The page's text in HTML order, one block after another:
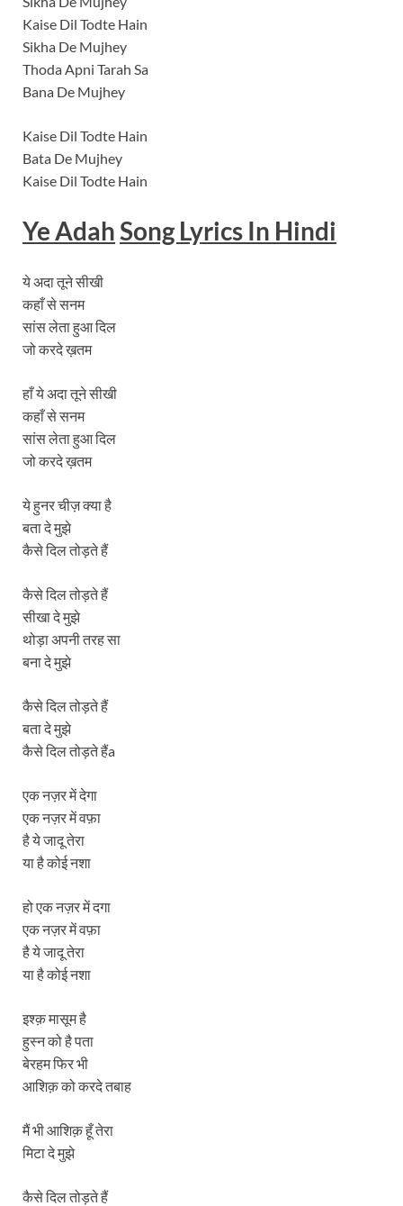
Kaise Dil Todte Hain
Sikha De Mujhey
Thoda Apni Tarah Sa
Bana De Mujhey
Kaise Dil Todte Hain
Bata De Mujhey
Kaise Dil Todte Hain
Ye AdahSongLyrics In Hindi
ये अदा तूने सीखी
कहाँ से सनम
सांस लेता हुआ दिल
जो करदे ख़तम
हाँ ये अदा तूने सीखी
कहाँ से सनम
सांस लेता हुआ दिल
जो करदे ख़तम
ये हुनर चीज़ क्या है
बता दे मुझे
कैसे दिल तोड़ते हैं
कैसे दिल तोड़ते हैं
सीखा दे मुझे
थोड़ा अपनी तरह सा
बना दे मुझे
कैसे दिल तोड़ते हैं
बता दे मुझे
कैसे दिल तोड़ते हैंa
एक नज़र में देगा
एक नज़र में वफ़ा
है ये जादू तेरा
या है कोई नशा
हो एक नज़र में दगा
एक नज़र में वफ़ा
है ये जादू तेरा
या है कोई नशा
इश्क़ मासूम है
हुस्न को है पता
बेरहम फिर भी
आशिक़ को करदे तबाह
मैं भी आशिक़ हूँ तेरा
मिटा दे मुझे
कैसे दिल तोड़ते हैं